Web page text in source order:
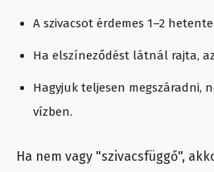
A szivacsot érdemes 1–2
Ha elszíneződést látnál rajta,
Hagyjuk teljesen megszáradni,
vízben.
Ha nem vagy "szivacsfüggő",